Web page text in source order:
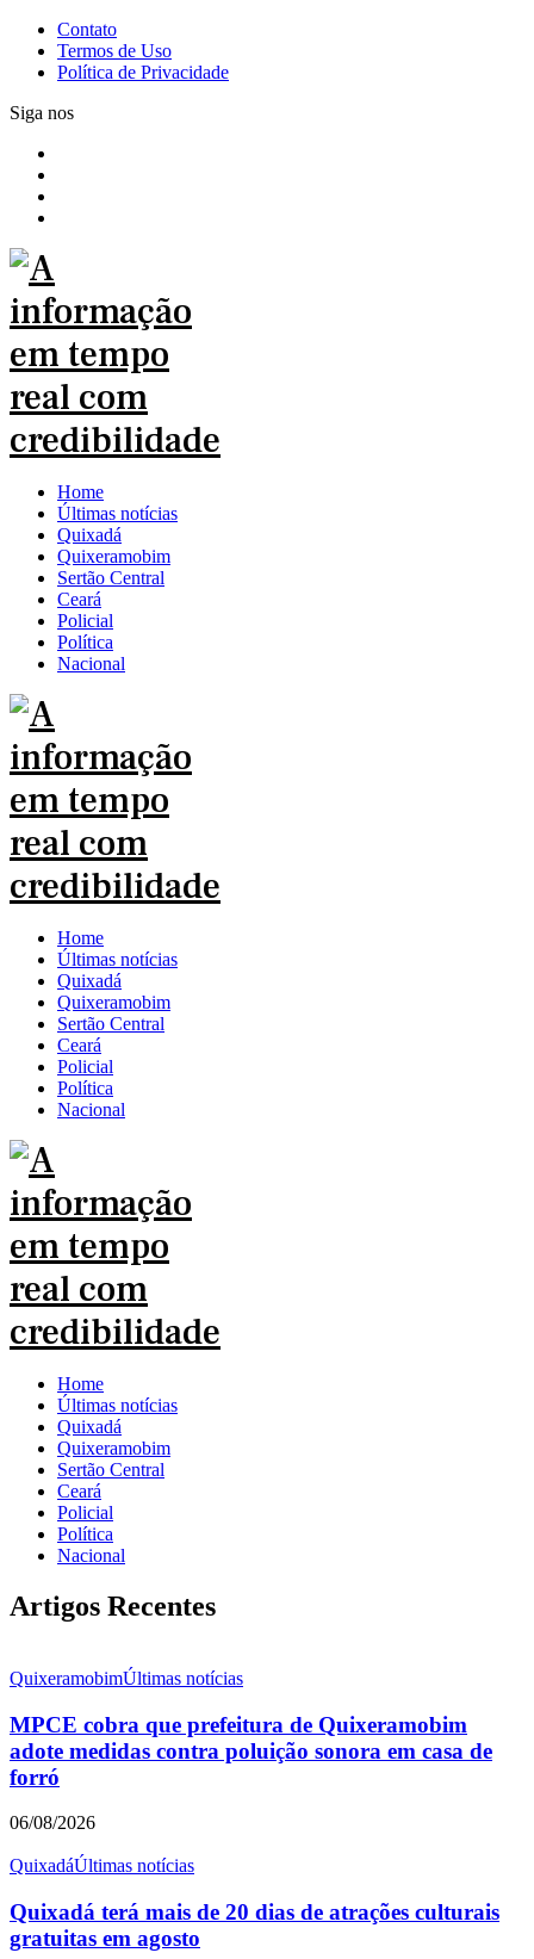
Contato
Termos de Uso
Política de Privacidade
Siga nos
Home
Últimas notícias
Quixadá
Quixeramobim
Sertão Central
Ceará
Policial
Política
Nacional
Home
Últimas notícias
Quixadá
Quixeramobim
Sertão Central
Ceará
Policial
Política
Nacional
Home
Últimas notícias
Quixadá
Quixeramobim
Sertão Central
Ceará
Policial
Política
Nacional
Artigos Recentes
QuixeramobimÚltimas notícias
MPCE cobra que prefeitura de Quixeramobim
adote medidas contra poluição sonora em casa de
forró
06/08/2026
QuixadáÚltimas notícias
Quixadá terá mais de 20 dias de atrações culturais
gratuitas em agosto